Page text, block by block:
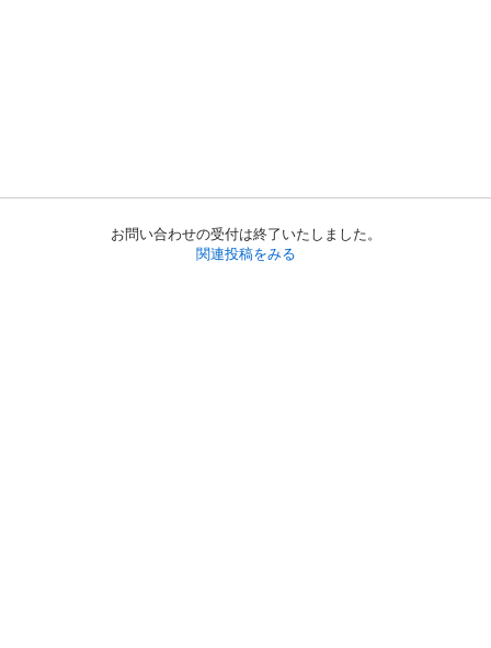
お問い合わせの受付は終了いたしました。
関連投稿をみる